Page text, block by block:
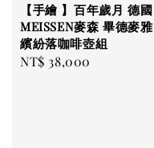
【手繪 】百年歲月 德國
MEISSEN麥森 畢德麥雅
繽紛落咖啡壺組
Regular
NT$ 38,000